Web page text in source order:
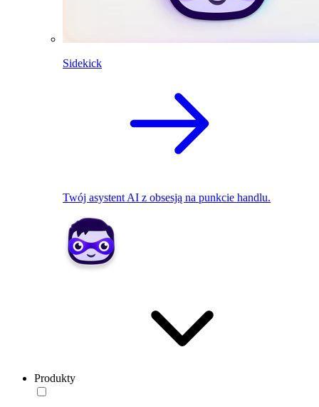
Sidekick
Twój asystent AI z obsesją na punkcie handlu.
Produkty